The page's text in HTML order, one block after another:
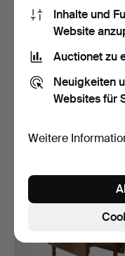
"Sup…
6 Tage
Inhalte und
Website
Auctionet zu
Neuigkeiten
Websites für
Weitere